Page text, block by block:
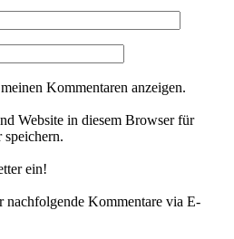
Kommentaren anzeigen.
Website in diesem Browser für
speichern.
ein!
nachfolgende Kommentare via E-